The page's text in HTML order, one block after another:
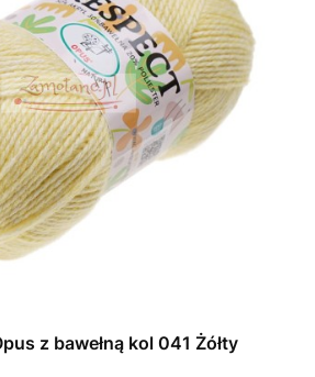
z bawełną kol 041 Żółty